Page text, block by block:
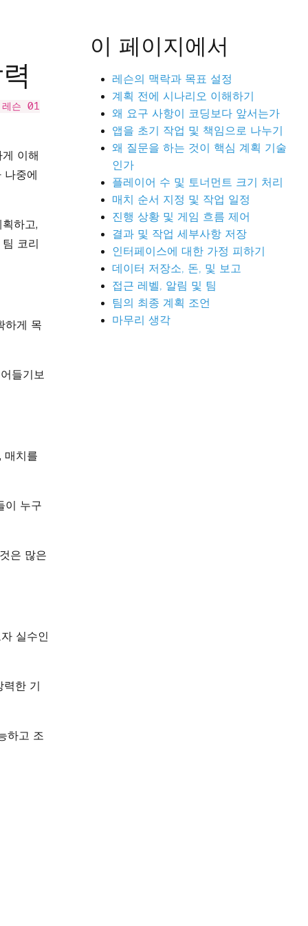
슨 01
이해
나중에
하고,
코리
하게 목
들기보
매치를
이 누구
은 많은
실수인
력한 기
하고 조
이 페이지에서
레슨의 맥락과 목표 설정
계획 전에 시나리오 이해하기
왜 요구 사항이 코딩보다 앞서는가
앱을 초기 작업 및 책임으로 나누기
왜 질문을 하는 것이 핵심 계획 기술
인가
플레이어 수 및 토너먼트 크기 처리
매치 순서 지정 및 작업 일정
진행 상황 및 게임 흐름 제어
결과 및 작업 세부사항 저장
인터페이스에 대한 가정 피하기
데이터 저장소, 돈, 및 보고
접근 레벨, 알림 및 팀
팀의 최종 계획 조언
마무리 생각